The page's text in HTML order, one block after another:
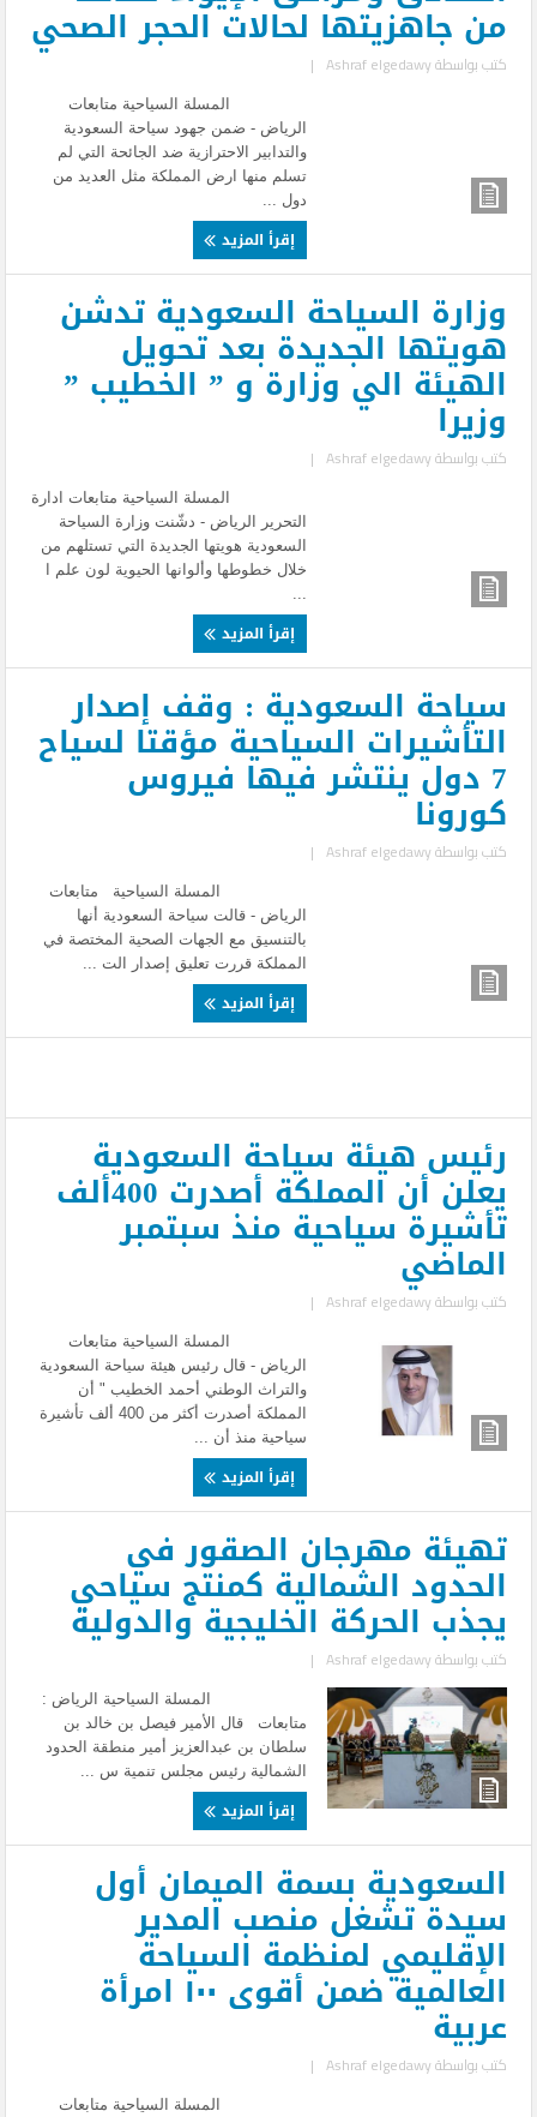
من جاهزيتها لحالات الحجر الصحي
كتب بواسطةAshraf elgedawy
|
المسلة السياحية متابعات
الرياض - ضمن جهود سياحة السعودية
والتدابير الاحترازية ضد الجائحة التي لم
تسلم منها ارض المملكة مثل العديد من
دول ...
إقرأ المزيد
وزارة السياحة السعودية تدشن
هويتها الجديدة بعد تحويل
الهيئة الي وزارة و ” الخطيب ”
وزيرا
كتب بواسطةAshraf elgedawy
|
المسلة السياحية متابعات ادارة
التحرير الرياض - دشّنت وزارة السياحة
السعودية هويتها الجديدة التي تستلهم من
خلال خطوطها وألوانها الحيوية لون علم ا
...
إقرأ المزيد
سياحة السعودية : وقف إصدار
التأشيرات السياحية مؤقتا لسياح
7 دول ينتشر فيها فيروس
كورونا
كتب بواسطةAshraf elgedawy
|
المسلة السياحية متابعات
الرياض - قالت سياحة السعودية أنها
بالتنسيق مع الجهات الصحية المختصة في
المملكة قررت تعليق إصدار الت ...
إقرأ المزيد
رئيس هيئة سياحة السعودية
يعلن أن المملكة أصدرت 400ألف
تأشيرة سياحية منذ سبتمبر
الماضي
كتب بواسطةAshraf elgedawy
|
المسلة السياحية متابعات
الرياض - قال رئيس هيئة سياحة السعودية
والتراث الوطني أحمد الخطيب " أن
المملكة أصدرت أكثر من 400 ألف تأشيرة
سياحية منذ أن ...
إقرأ المزيد
تهيئة مهرجان الصقور في
الحدود الشمالية كمنتج سياحي
يجذب الحركة الخليجية والدولية
كتب بواسطةAshraf elgedawy
|
المسلة السياحية الرياض :
متابعات قال الأمير فيصل بن خالد بن
سلطان بن عبدالعزيز أمير منطقة الحدود
الشمالية رئيس مجلس تنمية س ...
إقرأ المزيد
السعودية بسمة الميمان أول
سيدة تشغل منصب المدير
الإقليمي لمنظمة السياحة
العالمية ضمن أقوى ١٠٠ امرأة
عربية
كتب بواسطةAshraf elgedawy
|
المسلة السياحية متابعات